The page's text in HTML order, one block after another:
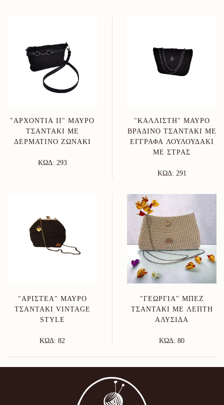
"ΑΡΧΟΝΤΊΑ ΙΙ" ΜΑΎΡΟ
ΤΣΑΝΤΆΚΙ ΜΕ
ΔΕΡΜΆΤΙΝΟ ΖΩΝΆΚΙ
ΚΩΔ: 293
"ΚΑΛΛΙΣΤΗ" ΜΑΥΡΟ
ΒΡΑΔΙΝΟ ΤΣΑΝΤΑΚΙ ΜΕ
ΕΓΓΡΑΦΑ ΛΟΥΛΟΥΔΑΚΙ
ΜΕ ΣΤΡΑΣ
ΚΩΔ: 291
"ΑΡΙΣΤΈΑ" ΜΑΎΡΟ
ΤΣΑΝΤΆΚΙ VINTAGE
STYLE
ΚΩΔ: 82
"ΓΕΩΡΓΊΑ" ΜΠΕΖ
ΤΣΑΝΤΆΚΙ ΜΕ ΛΕΠΤΉ
ΑΛΥΣΊΔΑ
ΚΩΔ: 80